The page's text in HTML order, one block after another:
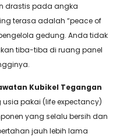
drastis pada angka
terasa adalah “peace of
gedung. Anda tidak
tiba-tiba di ruang panel
Kubikel Tegangan
pakai (life expectancy)
yang selalu bersih dan
jauh lebih lama